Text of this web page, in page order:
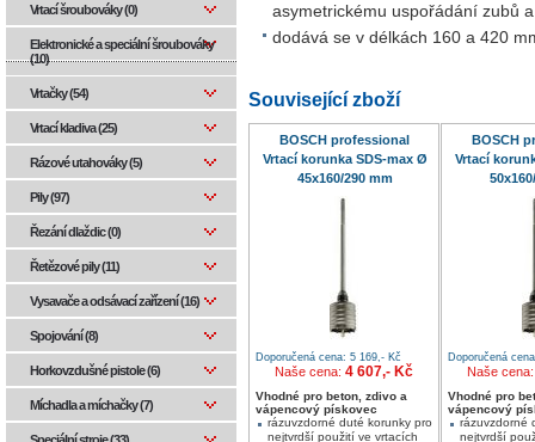
asymetrickému uspořádání zubů
dodává se v délkách 160 a 420
Související zboží
BOSCH professional
Vrtací korunka SDS-max Ø
45x160/290 mm
Doporučená cena: 5 169,- Kč
Naše cena: 4 607,- Kč
Vhodné pro beton, zdivo a
vápencový pískovec
rázuvzdorné duté korunky pro
nejtvrdší použití ve vrtacích
BOSCH
Vrtací
Doporučená
Naše
Vhodné pro
vápencový
rázuvzdorné
nejtvrdší
Vrtací šroubováky (0)
Elektronické a speciální šroubováky
(10)
Vrtačky (54)
Vrtací kladiva (25)
Rázové utahováky (5)
Pily (97)
Řezání dlaždic (0)
Řetězové pily (11)
Vysavače a odsávací zařízení (16)
Spojování (8)
Horkovzdušné pistole (6)
Míchadla a míchačky (7)